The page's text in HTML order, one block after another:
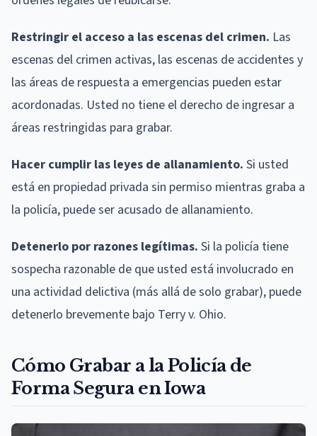
Restringir el acceso a las escenas del crimen. Las
escenas del crimen activas, las escenas de accidentes y
las áreas de respuesta a emergencias pueden estar
acordonadas. Usted no tiene el derecho de ingresar a
áreas restringidas para grabar.
Hacer cumplir las leyes de allanamiento. Si usted
está en propiedad privada sin permiso mientras graba a
la policía, puede ser acusado de allanamiento.
Detenerlo por razones legítimas. Si la policía tiene
sospecha razonable de que usted está involucrado en
una actividad delictiva (más allá de solo grabar), puede
detenerlo brevemente bajo Terry v. Ohio.
Cómo Grabar a la Policía de
Forma Segura en Iowa